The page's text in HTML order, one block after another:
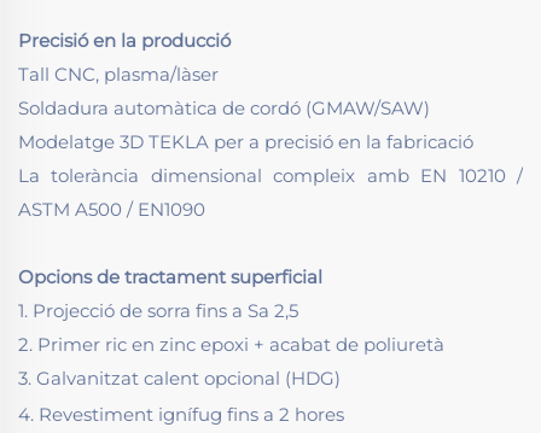
Precisió en la producció
Tall CNC, plasma/làser
Soldadura automàtica de cordó (GMAW/SAW)
Modelatge 3D TEKLA per a precisió en la fabricació
La tolerància dimensional compleix amb EN 10210 /
ASTM A500 / EN1090
Opcions de tractament superficial
1. Projecció de sorra fins a Sa 2,5
2. Primer ric en zinc epoxi + acabat de poliuretà
3. Galvanitzat calent opcional (HDG)
4. Revestiment ignífug fins a 2 hores